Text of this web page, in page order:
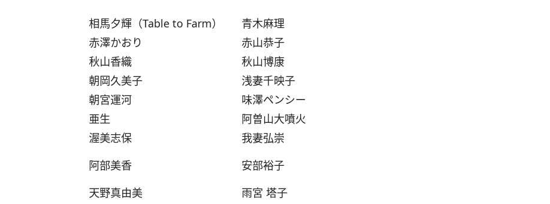
相馬夕輝（Table to Farm）
青木麻理
赤澤かおり
赤山恭子
秋山香織
秋山博康
朝岡久美子
浅妻千映子
朝宮運河
味澤ペンシー
亜生
阿曽山大噴火
渥美志保
我妻弘崇
阿部美香
安部裕子
天野真由美 雨宮 塔子